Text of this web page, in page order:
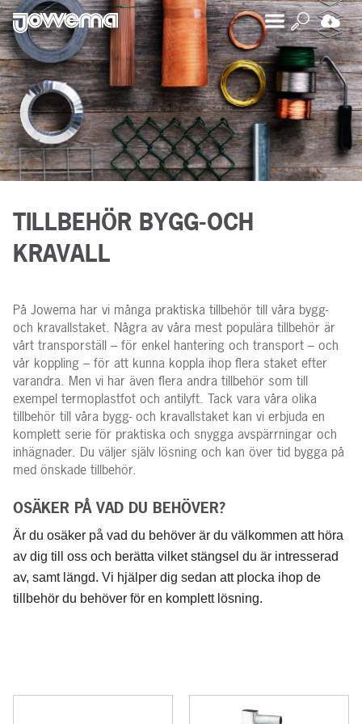
TILLBEHÖR BYGG-OCH
KRAVALL
På Jowema har vi många praktiska tillbehör till våra bygg-
och kravallstaket. Några av våra mest populära tillbehör är
vårt transporställ – för enkel hantering och transport – och
vår koppling – för att kunna koppla ihop flera staket efter
varandra. Men vi har även flera andra tillbehör som till
exempel termoplastfot och antilyft. Tack vara våra olika
tillbehör till våra bygg- och kravallstaket kan vi erbjuda en
komplett serie för praktiska och snygga avspärrningar och
inhägnader. Du väljer själv lösning och kan över tid bygga på
med önskade tillbehör.
OSÄKER PÅ VAD DU BEHÖVER?
Är du osäker på vad du behöver är du välkommen att höra
av dig till oss och berätta vilket stängsel du är intresserad
av, samt längd. Vi hjälper dig sedan att plocka ihop de
tillbehör du behöver för en komplett lösning.